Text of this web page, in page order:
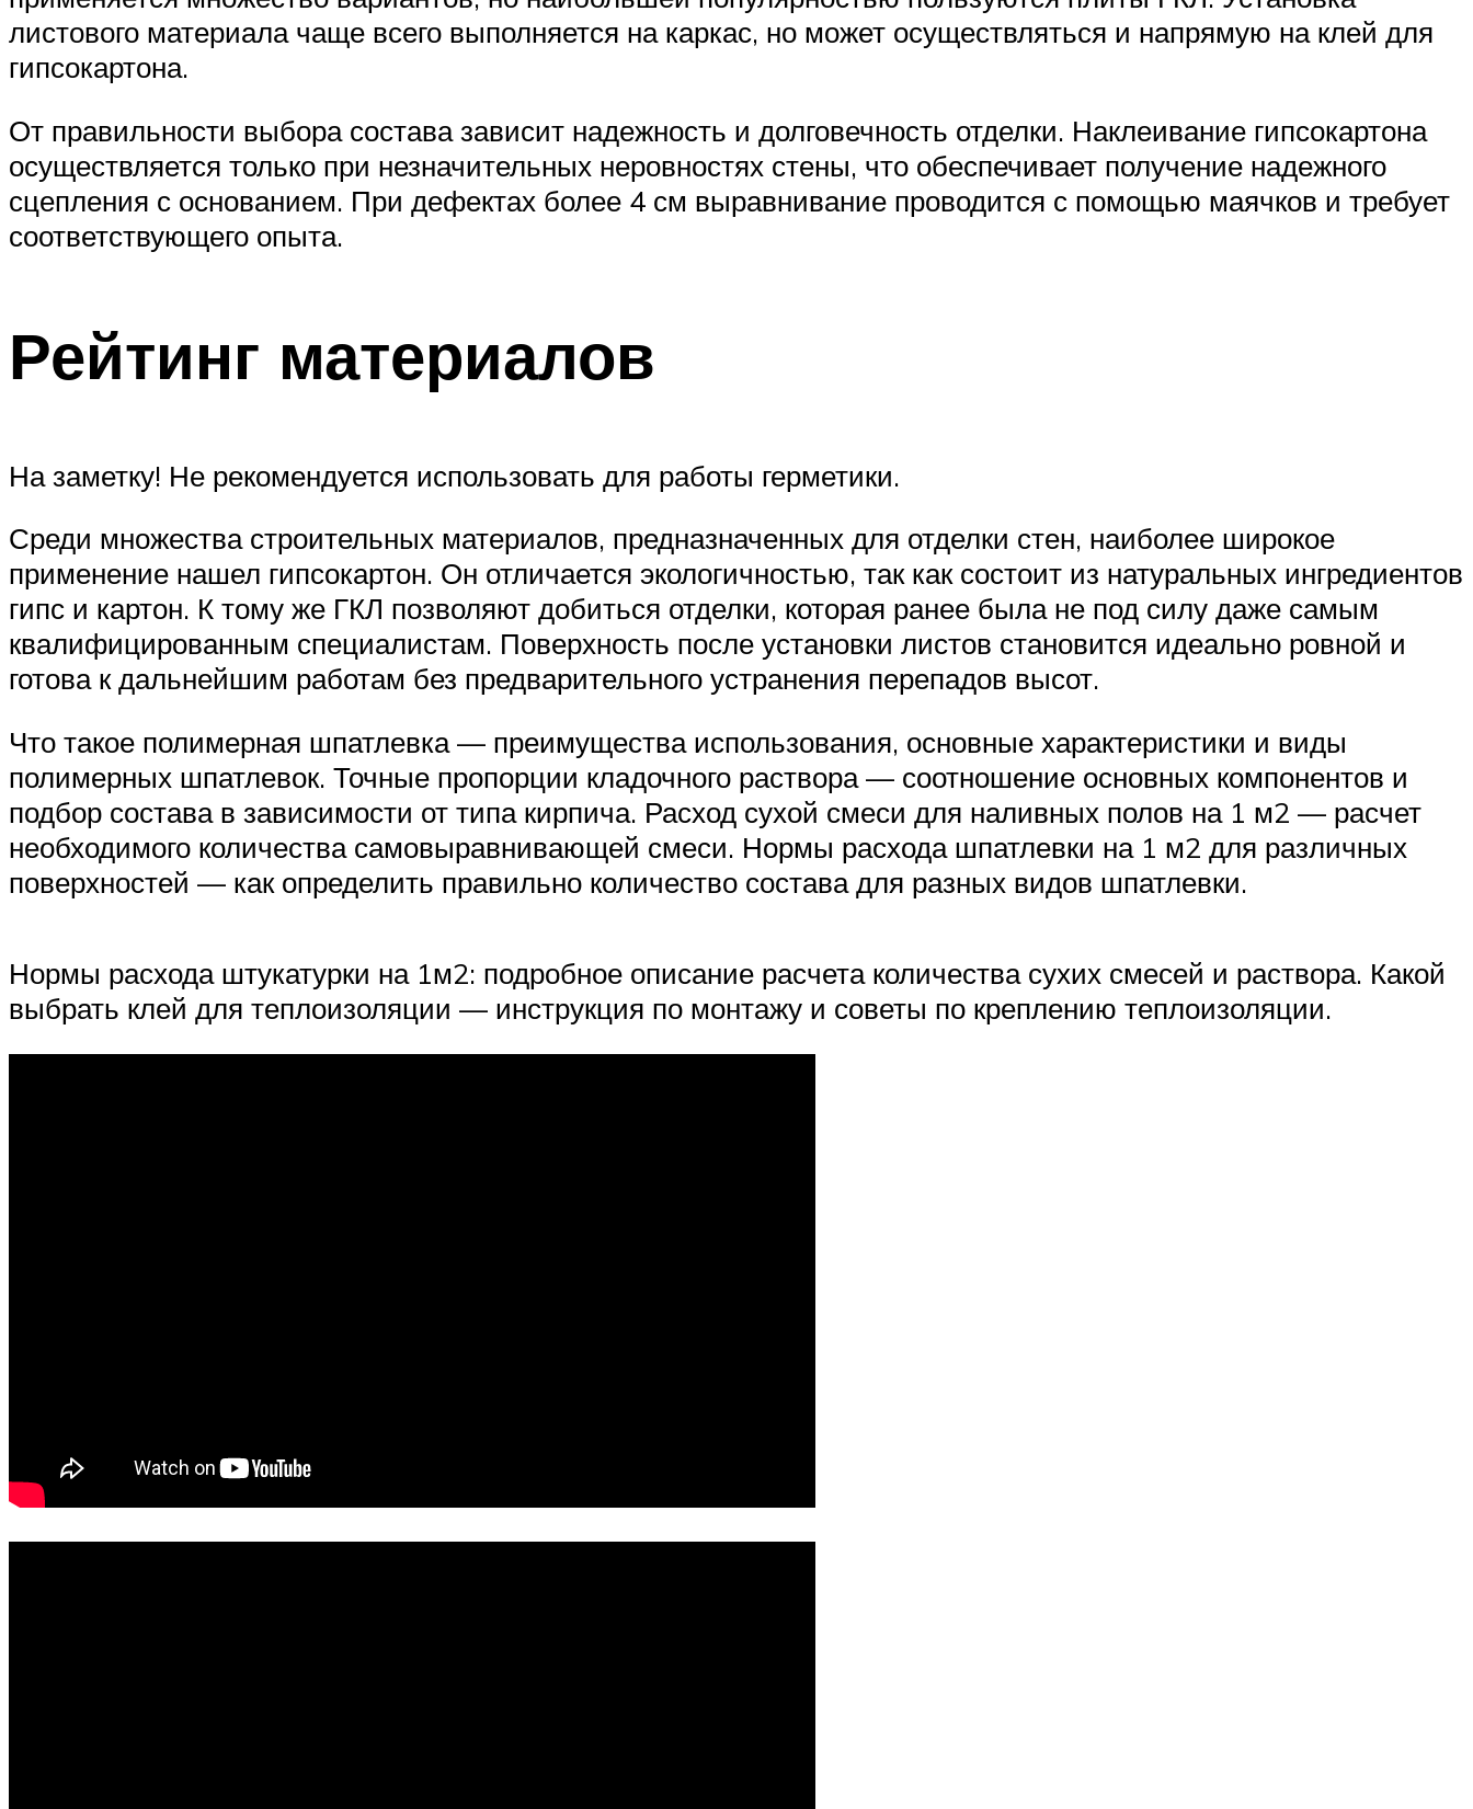
листового материала чаще всего выполняется на каркас, но может осуществляться и напрямую на клей для
гипсокартона.
От правильности выбора состава зависит надежность и долговечность отделки. Наклеивание гипсокартона
осуществляется только при незначительных неровностях стены, что обеспечивает получение надежного
сцепления с основанием. При дефектах более 4 см выравнивание проводится с помощью маячков и требует
соответствующего опыта.
Рейтинг материалов
На заметку! Не рекомендуется использовать для работы герметики.
Среди множества строительных материалов, предназначенных для отделки стен, наиболее широкое
применение нашел гипсокартон. Он отличается экологичностью, так как состоит из натуральных ингредиентов
гипс и картон. К тому же ГКЛ позволяют добиться отделки, которая ранее была не под силу даже самым
квалифицированным специалистам. Поверхность после установки листов становится идеально ровной и
готова к дальнейшим работам без предварительного устранения перепадов высот.
Что такое полимерная шпатлевка — преимущества использования, основные характеристики и виды
полимерных шпатлевок. Точные пропорции кладочного раствора — соотношение основных компонентов и
подбор состава в зависимости от типа кирпича. Расход сухой смеси для наливных полов на 1 м2 — расчет
необходимого количества самовыравнивающей смеси. Нормы расхода шпатлевки на 1 м2 для различных
поверхностей — как определить правильно количество состава для разных видов шпатлевки.
Нормы расхода штукатурки на 1м2: подробное описание расчета количества сухих смесей и раствора. Какой
выбрать клей для теплоизоляции — инструкция по монтажу и советы по креплению теплоизоляции.